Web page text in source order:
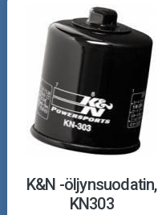
K&N -öljynsuodatin,
KN303